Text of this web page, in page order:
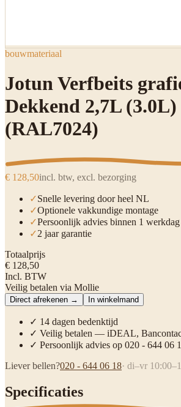
bouwmateriaal
Jotun Verfbeits
Dekkend 2,7L (3.0L)
(RAL7024)
€ 128,50incl. btw, excl. bezorging
✓Snelle levering door heel NL
✓Optionele vakkundige montage
✓Persoonlijk advies binnen 1 werkdag
✓2 jaar garantie
Totaalprijs
€ 128,50
Incl. BTW
Veilig betalen via Mollie
Direct afrekenen → In winkelmand
✓ 14 dagen bedenktijd
✓ Veilig betalen — iDEAL,
✓ Persoonlijk advies op 020 - 644 06
Liever bellen?020 - 644 06 18· di–vr
Specificaties